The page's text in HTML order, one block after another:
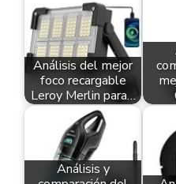
Análisis del mejor
foco recargable
Leroy Merlin para…
Análisis y